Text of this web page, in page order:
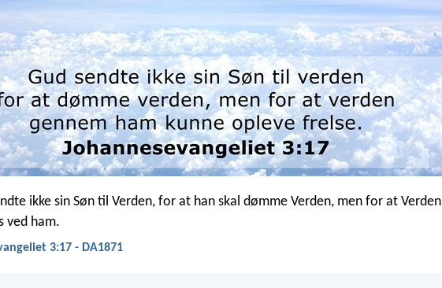
ikke sin Søn til Verden, for at han skal dømme Verden, men for at Verden
ved ham.
3:17 - DA1871